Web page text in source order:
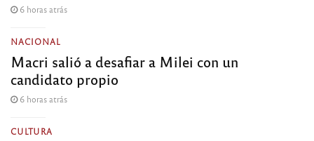
6 horas atrás
NACIONAL
Macri salió a desafiar a Milei con un
candidato propio
6 horas atrás
CULTURA